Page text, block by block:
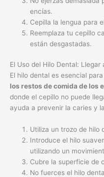
El hilo dental es esencial para
los restos de comida de los
donde el cepillo no puede
ayuda a prevenir la caries y
Utiliza un trozo de hilo
Introduce el hilo
utilizando un
Cubre la superficie de
No fuerces el hilo
Enjuague Bucal: Un
El enjuague bucal puede ser
diaria de higiene bucal.
bucales, algunos con flúor